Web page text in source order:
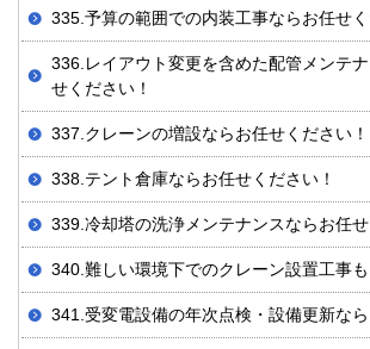
335.予算の範囲での内装工事ならお任せく
336.レイアウト変更を含めた配管メンテ
せください！
337.クレーンの増設ならお任せください！
338.テント倉庫ならお任せください！
339.冷却塔の洗浄メンテナンスならお任せ
340.難しい環境下でのクレーン設置工事も
341.受変電設備の年次点検・設備更新なら